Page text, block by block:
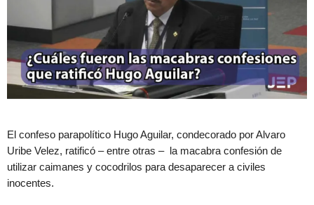
El confeso parapolítico Hugo Aguilar, condecorado por Alvaro
Uribe Velez, ratificó – entre otras – la macabra confesión de
utilizar caimanes y cocodrilos para desaparecer a civiles
inocentes.